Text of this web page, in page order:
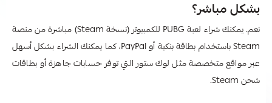
بشكل مباشر؟
نعم. يمكنك شراء لعبة PUBG للكمبيوتر (نسخة Steam) مباشرة من منصة
Steam باستخدام بطاقة بنكية أو PayPal، كما يمكنك الشراء بشكل أسهل
عبر مواقع متخصصة مثل لوك ستور التي توفر حسابات جاهزة أو بطاقات
شحن Steam.